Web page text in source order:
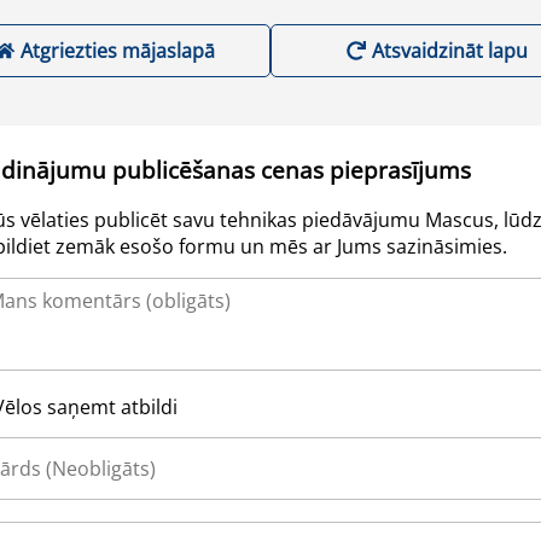
Atgriezties mājaslapā Atsvaidzināt lapu
publicēšanas cenas pieprasījums
vēlaties publicēt savu tehnikas piedāvājumu Mascus,
zemāk esošo formu un mēs ar Jums sazināsimies.
saņemt atbildi